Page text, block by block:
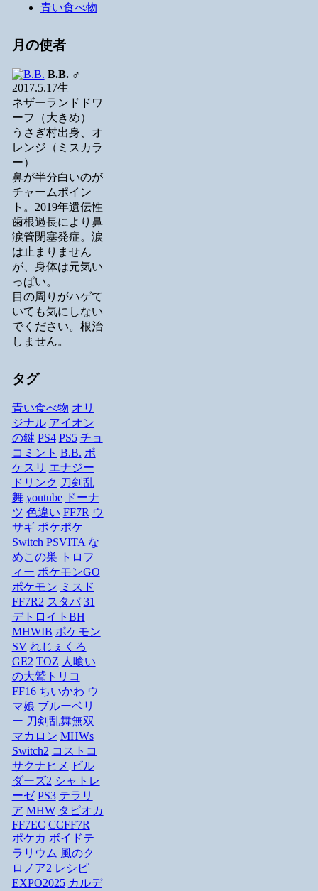
青い食べ物
月の使者
B.B.♂
2017.5.17生
ネザーランドドワ
ーフ（大きめ）
うさぎ村出身、オ
レンジ（ミスカラ
ー）
鼻が半分白いのが
チャームポイン
ト。2019年遺伝性
歯根過長により鼻
涙管閉塞発症。涙
は止まりません
が、身体は元気い
っぱい。
目の周りがハゲて
いても気にしない
でください。根治
しません。
タグ
青い食べ物 オリ
ジナル アイオン
の鍵 PS4 PS5 チョ
コミント B.B. ポ
ケスリ エナジー
ドリンク 刀剣乱
舞 youtube ドーナ
ツ 色違い FF7R ウ
サギ ポケポケ
Switch PSVITA な
めこの巣
トロフ
ィー ポケモンGO
ポケモン ミスド
FF7R2 スタバ 31
デトロイトBH
MHWIB ポケモン
SV れじぇくろ
GE2 TOZ 人喰い
の大鷲トリコ
FF16 ちいかわ ウ
マ娘 ブルーベリ
ー 刀剣乱舞無双
マカロン MHWs
Switch2 コストコ
サクナヒメ ビル
ダーズ2 シャトレ
ーゼ PS3 テラリ
ア MHW タピオカ
FF7EC CCFF7R
ポケカ ボイドテ
ラリウム 風のク
ロノア2 レシピ
EXPO2025 カルデ